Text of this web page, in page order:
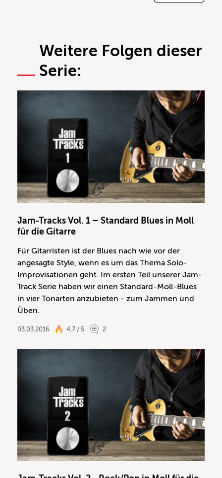
Weitere Folgen dieser
Serie:
Jam-Tracks Vol. 1 – Standard Blues in Moll
für die Gitarre
Für Gitarristen ist der Blues nach wie vor der
angesagte Style, wenn es um das Thema Solo-
Improvisationen geht. Im ersten Teil unserer Jam-
Track Serie haben wir einen Standard-Moll-Blues
in vier Tonarten anzubieten - zum Jammen und
Üben.
03.03.2016 4,7 / 5 2